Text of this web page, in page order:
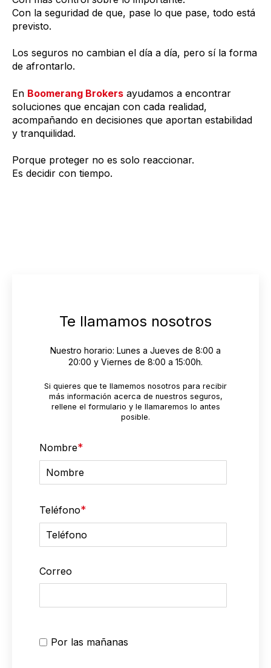
Con la seguridad de que, pase lo que pase, todo está
previsto.
Los seguros no cambian el día a día, pero sí la forma
de afrontarlo.
En Boomerang Brokers ayudamos a encontrar
soluciones que encajan con cada realidad,
acompañando en decisiones que aportan estabilidad
y tranquilidad.
Porque proteger no es solo reaccionar.
Es decidir con tiempo.
Te llamamos nosotros
Nuestro horario: Lunes a Jueves de 8:00 a
20:00 y Viernes de 8:00 a 15:00h.
Si quieres que te llamemos nosotros para recibir
más información acerca de nuestros seguros,
rellene el formulario y le llamaremos lo antes
posible.
Nombre*
Teléfono*
Correo
Por las mañanas